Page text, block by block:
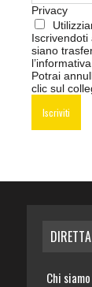
Privacy
Iscrivendoti
siano
Potrai
clic sul
Chi siamo